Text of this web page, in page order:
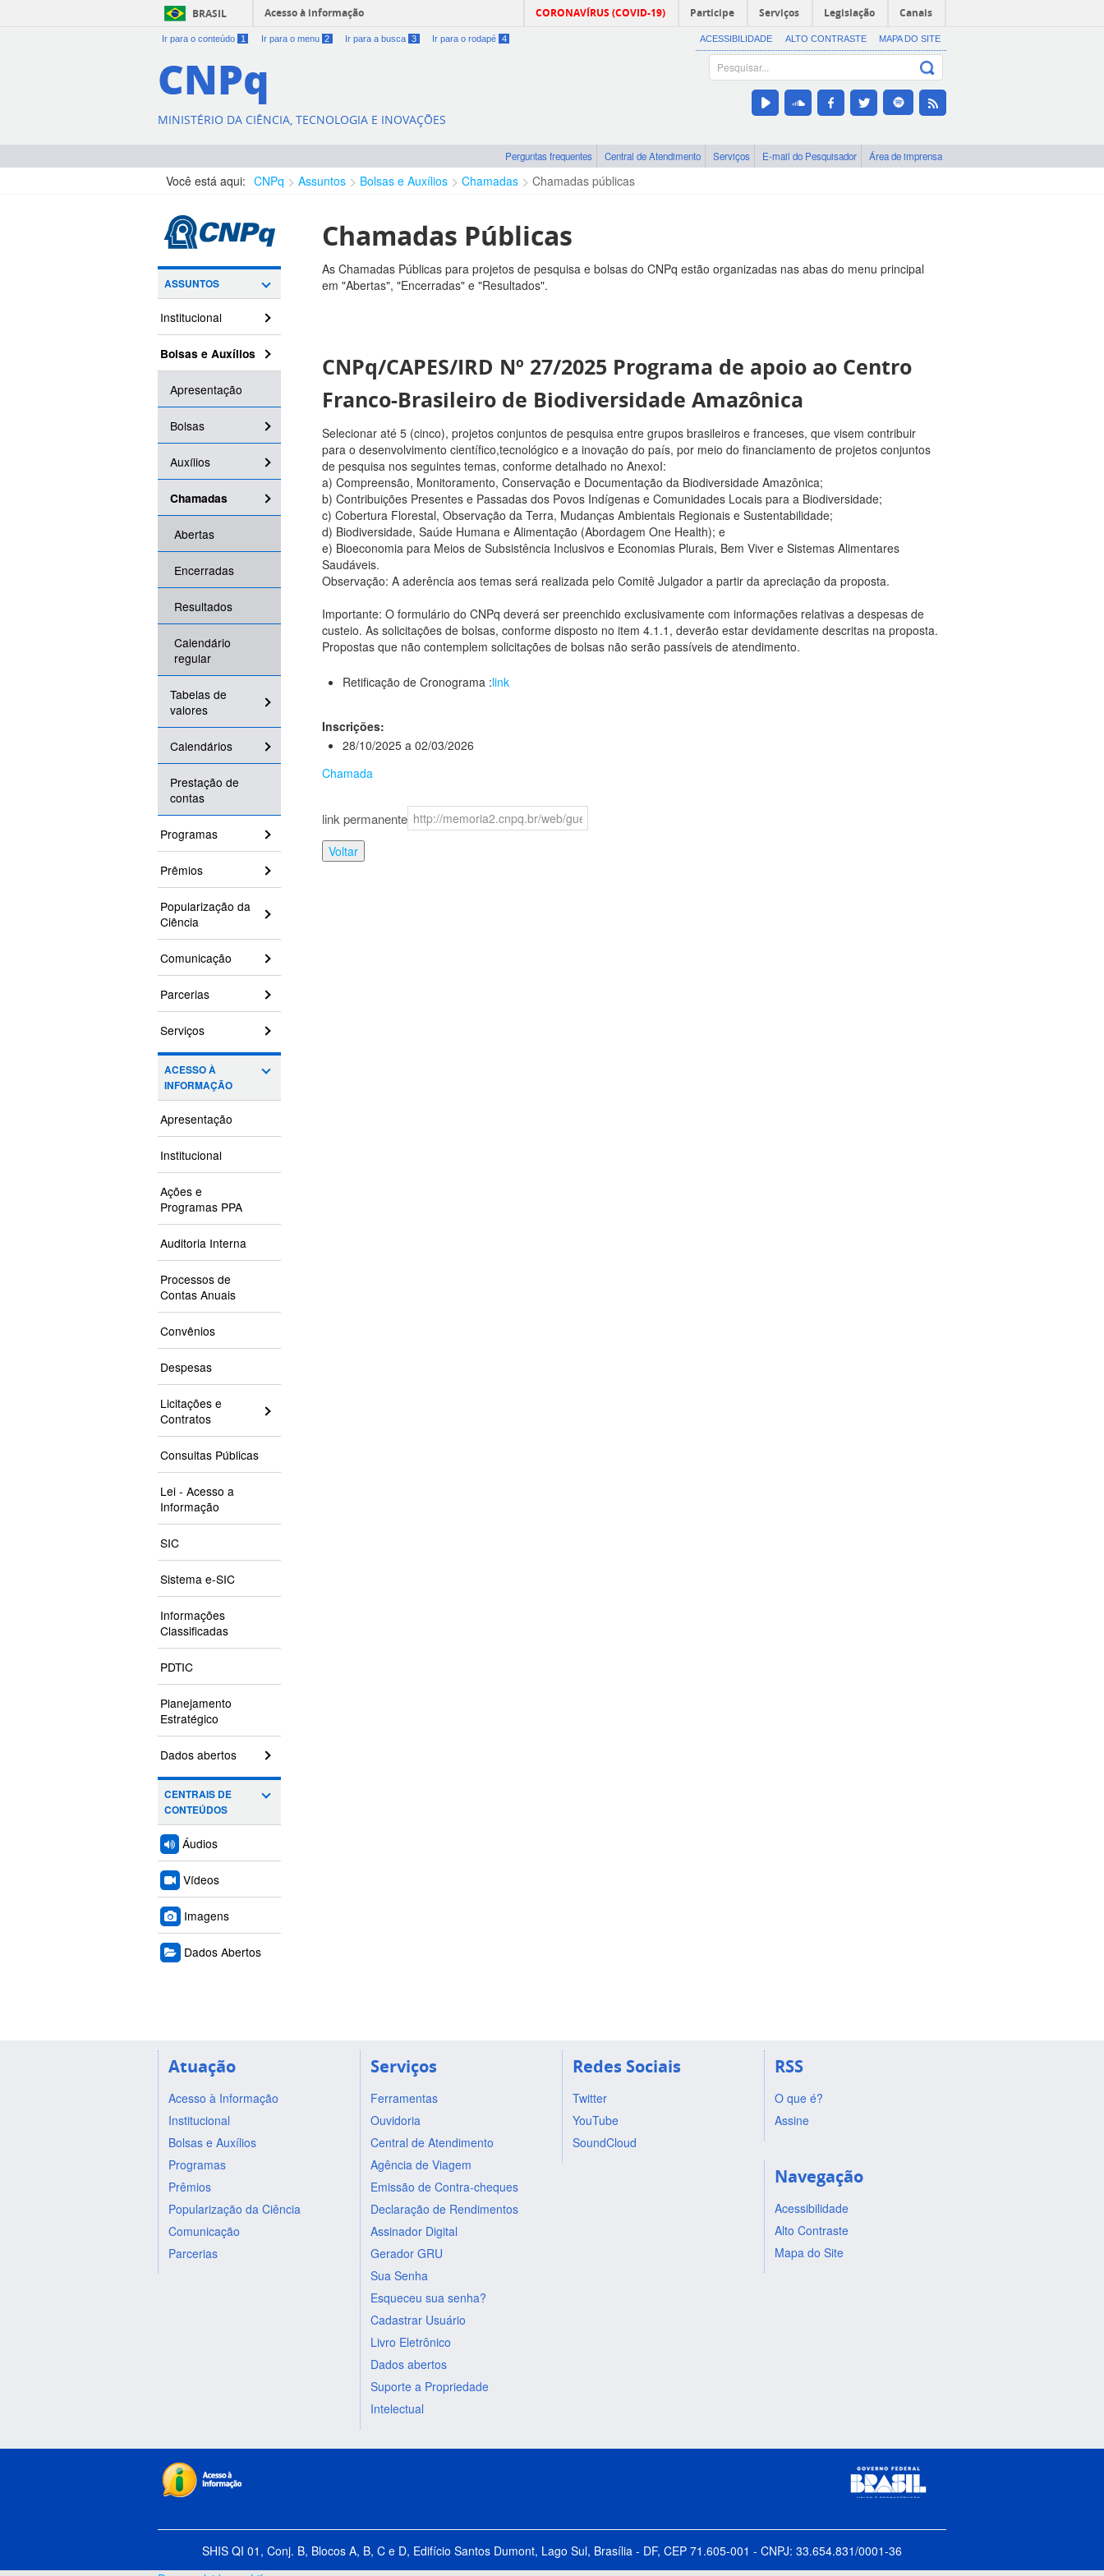
BRASIL Acesso à informação CORONAVÍRUS (COVID-19) Participe Serviços Legislação Canais
Ir para o conteúdo 1 Ir para o menu 2 Ir para a busca 3 Ir para o rodapé 4 ACESSIBILIDADE ALTO CONTRASTE MAPA DO SITE
CNPq
MINISTÉRIO DA CIÊNCIA, TECNOLOGIA E INOVAÇÕES
Perguntas frequentes Central de Atendimento Serviços E-mail do Pesquisador Área de imprensa
Você está aqui: CNPq Assuntos Bolsas e Auxílios Chamadas Chamadas públicas
ASSUNTOS
Institucional
Bolsas e Auxílios
Apresentação
Bolsas
Auxílios
Chamadas
Abertas
Encerradas
Resultados
Calendário
regular
Tabelas de
valores
Calendários
Prestação de
contas
Programas
Prêmios
Popularização da
Ciência
Comunicação
Parcerias
Serviços
ACESSO À
INFORMAÇÃO
Apresentação
Institucional
Ações e
Programas PPA
Auditoria Interna
Processos de
Contas Anuais
Convênios
Despesas
Licitações e
Contratos
Consultas Públicas
Lei - Acesso a
Informação
SIC
Sistema e-SIC
Informações
Classificadas
PDTIC
Planejamento
Estratégico
Dados abertos
CENTRAIS DE
CONTEÚDOS
Áudios
Vídeos
Imagens
Dados Abertos
Chamadas Públicas
As Chamadas Públicas para projetos de pesquisa e bolsas do CNPq estão organizadas nas abas do menu principal
em "Abertas", "Encerradas" e "Resultados".
CNPq/CAPES/IRD Nº 27/2025 Programa de apoio ao Centro
Franco-Brasileiro de Biodiversidade Amazônica
Selecionar até 5 (cinco), projetos conjuntos de pesquisa entre grupos brasileiros e franceses, que visem contribuir
para o desenvolvimento científico,tecnológico e a inovação do país, por meio do financiamento de projetos conjuntos
de pesquisa nos seguintes temas, conforme detalhado no AnexoI:
a) Compreensão, Monitoramento, Conservação e Documentação da Biodiversidade Amazônica;
b) Contribuições Presentes e Passadas dos Povos Indígenas e Comunidades Locais para a Biodiversidade;
c) Cobertura Florestal, Observação da Terra, Mudanças Ambientais Regionais e Sustentabilidade;
d) Biodiversidade, Saúde Humana e Alimentação (Abordagem One Health); e
e) Bioeconomia para Meios de Subsistência Inclusivos e Economias Plurais, Bem Viver e Sistemas Alimentares
Saudáveis.
Observação: A aderência aos temas será realizada pelo Comitê Julgador a partir da apreciação da proposta.
Importante: O formulário do CNPq deverá ser preenchido exclusivamente com informações relativas a despesas de
custeio. As solicitações de bolsas, conforme disposto no item 4.1.1, deverão estar devidamente descritas na proposta.
Propostas que não contemplem solicitações de bolsas não serão passíveis de atendimento.
Retificação de Cronograma :link
Inscrições:
28/10/2025 a 02/03/2026
Chamada
link permanente
Voltar
Atuação
Acesso à Informação
Institucional
Bolsas e Auxílios
Programas
Prêmios
Popularização da Ciência
Comunicação
Parcerias
Serviços
Ferramentas
Ouvidoria
Central de Atendimento
Agência de Viagem
Emissão de Contra-cheques
Declaração de Rendimentos
Assinador Digital
Gerador GRU
Sua Senha
Esqueceu sua senha?
Cadastrar Usuário
Livro Eletrônico
Dados abertos
Suporte a Propriedade
Intelectual
Redes Sociais
Twitter
YouTube
SoundCloud
RSS
O que é?
Assine
Navegação
Acessibilidade
Alto Contraste
Mapa do Site
SHIS QI 01, Conj. B, Blocos A, B, C e D, Edifício Santos Dumont, Lago Sul, Brasília - DF, CEP 71.605-001 - CNPJ: 33.654.831/0001-36